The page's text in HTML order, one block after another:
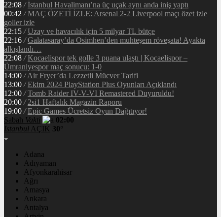
22:08 / İstanbul Havalimanı’na üç uçak aynı anda iniş yaptı
00:42 / MAÇ ÖZETİ İZLE: Arsenal 2-2 Liverpool maçı özet izle
goller izle
22:15 / Uzay ve havacılık için 5 milyar TL bütçe
22:16 / Galatasaray’da Osimhen’den muhteşem röveşata! Ayakta
alkışlandı…
22:08 / Kocaelispor tek golle 3 puana ulaştı | Kocaelispor –
Ümraniyespor maç sonucu: 1-0
14:00 / Air Fryer’da Lezzetli Mücver Tarifi
13:00 / Ekim 2024 PlayStation Plus Oyunları Açıklandı
12:00 / Tomb Raider IV-V-VI Remastered Duyuruldu!
20:00 / 2si1 Haftalık Magazin Raporu
19:00 / Epic Games Ücretsiz Oyun Dağıtıyor!
Sabah Vakti
02:00
İstanbul AÇIK 30°
Adana
Adıyaman
Afyonkarahisar
Ağrı
Amasya
Ankara
Antalya